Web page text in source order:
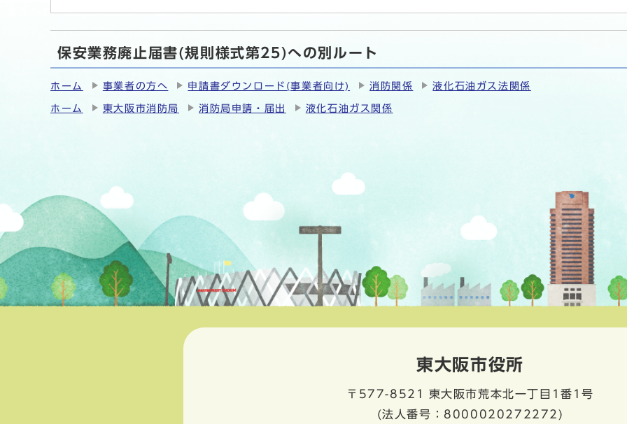
保安業務廃止届書(規則様式第25)への別ルート
ホーム 事業者の方へ 申請書ダウンロード(事業者向け) 消防関係 液化石油ガス法関係
ホーム 東大阪市消防局 消防局申請・届出 液化石油ガス関係
東大阪市役所
〒577-8521
東大阪市荒本北一丁目1番1号
(法人番号：8000020272272)